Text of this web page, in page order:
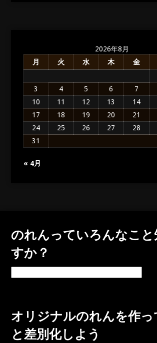
2026年8月
月
火 水 木 金
3
4 5 6 7
10
11 12 13 14
17
18 19 20 21
24
25 26 27 28
31
« 4月
のれんっていろんなこと
すか？
て
い
ろ
オリジナルのれんを作
と差別化しよう